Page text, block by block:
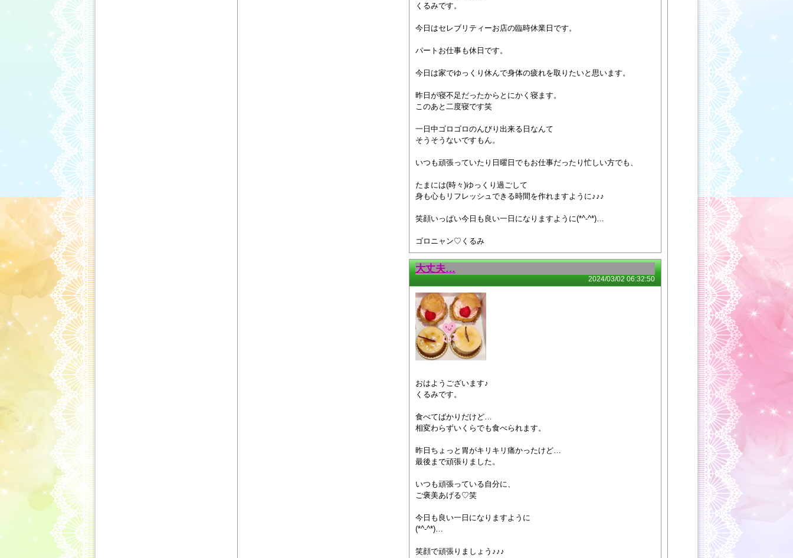
くるみです。
今日はセレブリティーお店の臨時休業日です。
パートお仕事も休日です。
今日は家でゆっくり休んで身体の疲れを取りたいと思います。
昨日が寝不足だったからとにかく寝ます。
このあと二度寝です笑
一日中ゴロゴロのんびり出来る日なんて
そうそうないですもん。
いつも頑張っていたり日曜日でもお仕事だったり忙しい方でも、
たまには(時々)ゆっくり過ごして
身も心もリフレッシュできる時間を作れますように♪♪♪
笑顔いっぱい今日も良い一日になりますように(*^-^*)…
ゴロニャン♡くるみ
大丈夫…
2024/03/02 06:32:50
おはようございます♪
くるみです。
食べてばかりだけど…
相変わらずいくらでも食べられます。
昨日ちょっと胃がキリキリ痛かったけど…
最後まで頑張りました。
いつも頑張っている自分に、
ご褒美あげる♡笑
今日も良い一日になりますように
(*^-^*)…
笑顔で頑張りましょう♪♪♪